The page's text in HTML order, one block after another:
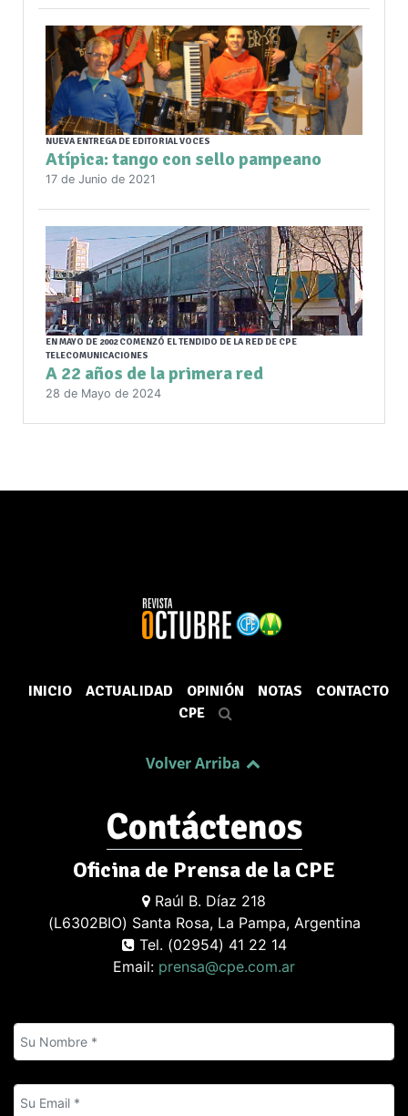
NUEVA ENTREGA DE EDITORIAL VOCES
Atípica: tango con sello pampeano
17 de Junio de 2021
EN MAYO DE 2002 COMENZÓ EL TENDIDO DE LA RED DE CPE
TELECOMUNICACIONES
A 22 años de la primera red
28 de Mayo de 2024
INICIO ACTUALIDAD OPINIÓN NOTAS
CONTACTO
CPE
Volver Arriba
Contáctenos
Oficina de Prensa de la CPE
Raúl B. Díaz 218
(L6302BIO) Santa Rosa, La Pampa, Argentina
Tel. (02954) 41 22 14
Email: prensa@cpe.com.ar